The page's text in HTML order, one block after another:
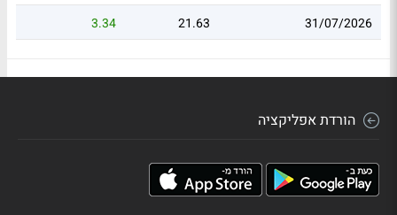
31/07/2026
21.63
3.34
הורדת אפליקציה